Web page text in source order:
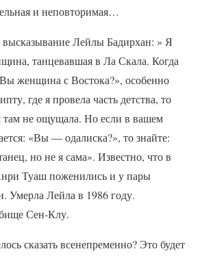
и неповторимая…
Лейлы Бадирхан: » Я
танцевавшая в Ла Скала. Когда
женщина с Востока?», особенно
где я провела часть детства, то
там не ощущала. Но если в вашем
«Вы — одалиска?», то знайте:
но не я сама». Известно, что в
Туаш поженились и у пары
Умерла Лейла в 1986 году.
Сен-Клу.
сказать всенепременно? Это будет